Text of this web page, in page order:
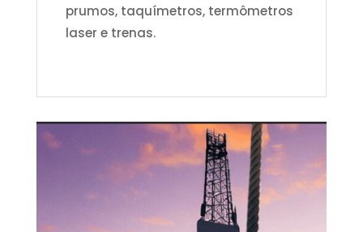
prumos, taquímetros, termômetros
laser e trenas.